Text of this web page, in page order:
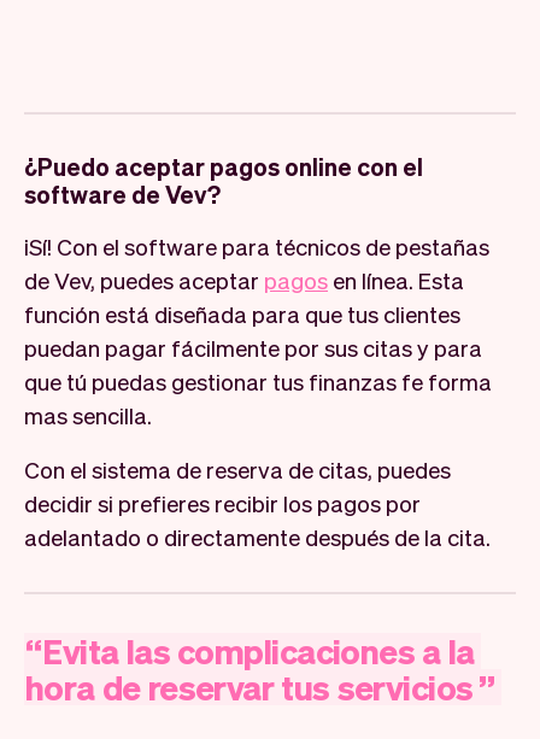
¿Puedo aceptar pagos online con el
software de Vev?
¡Sí! Con el software para técnicos de pestañas
de Vev, puedes aceptar pagos en línea. Esta
función está diseñada para que tus clientes
puedan pagar fácilmente por sus citas y para
que tú puedas gestionar tus finanzas fe forma
mas sencilla.
Con el sistema de reserva de citas, puedes
decidir si prefieres recibir los pagos por
adelantado o directamente después de la cita.
“Evita lascomplicacionesa la
hora de reservartusservicios”